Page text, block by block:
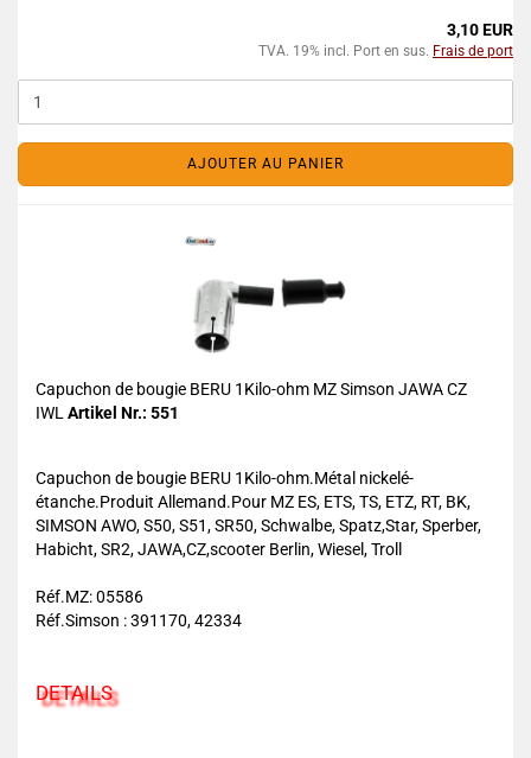
3,10 EUR
TVA. 19% incl. Port en sus. Frais de port
AJOUTER AU PANIER
Capuchon de bougie BERU 1Kilo-ohm MZ Simson JAWA CZ
IWL Artikel Nr.: 551
Capuchon de bougie BERU 1Kilo-ohm.Métal nickelé-
étanche.Produit Allemand.Pour MZ ES, ETS, TS, ETZ, RT, BK,
SIMSON AWO, S50, S51, SR50, Schwalbe, Spatz,Star, Sperber,
Habicht, SR2, JAWA,CZ,scooter Berlin, Wiesel, Troll
Réf.MZ: 05586
Réf.Simson : 391170, 42334
DETAILS